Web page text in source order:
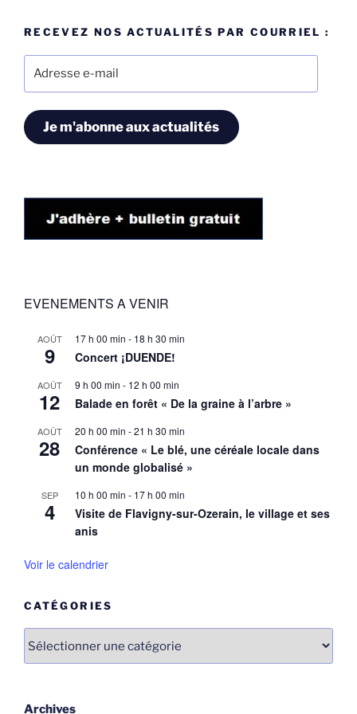
RECEVEZ NOS ACTUALITÉS PAR COURRIEL :
Je m'abonne aux actualités
EVENEMENTS A VENIR
AOÛT
9
17 h 00 min - 18 h 30 min
Concert ¡DUENDE!
AOÛT
12
9 h 00 min - 12 h 00 min
Balade en forêt « De la graine à l’arbre »
AOÛT
28
20 h 00 min -21 h 30 min
Conférence « Le blé, une céréale locale dans
un monde globalisé »
SEP
4
10 h 00 min - 17 h 00 min
Visite de Flavigny-sur-Ozerain, le village et ses
anis
Voir le calendrier
CATÉGORIES
Archives